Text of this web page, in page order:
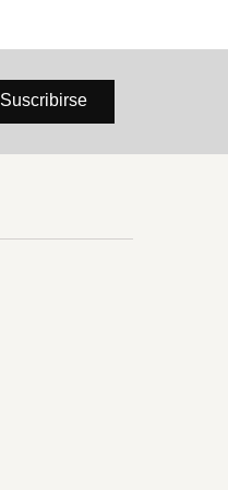
Suscribirse